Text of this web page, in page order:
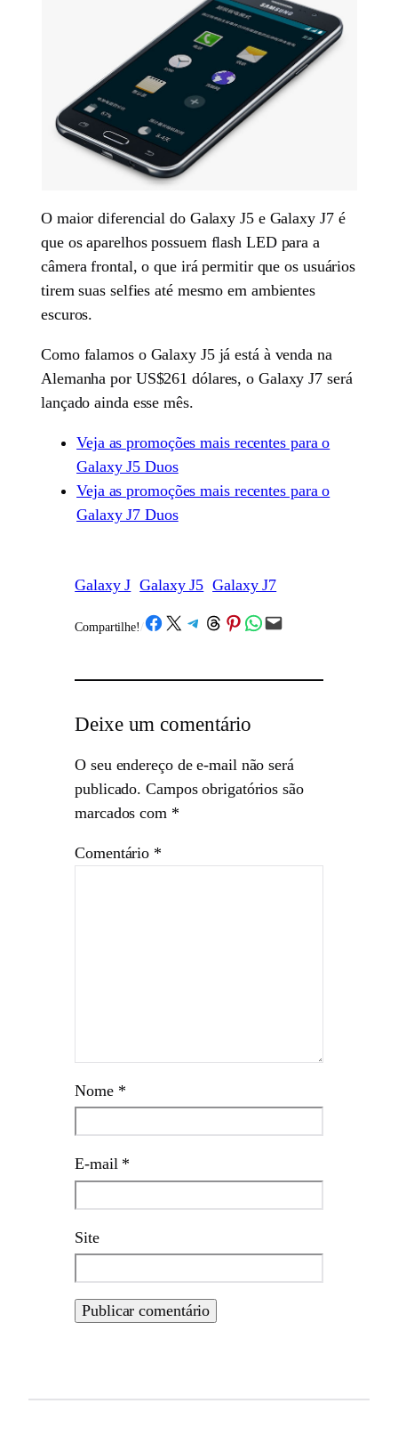
O maior diferencial do Galaxy J5 e Galaxy J7 é
que os aparelhos possuem flash LED para a
câmera frontal, o que irá permitir que os usuários
tirem suas selfies até mesmo em ambientes
escuros.
Como falamos o Galaxy J5 já está à venda na
Alemanha por US$261 dólares, o Galaxy J7 será
lançado ainda esse mês.
Veja as promoções mais recentes para o
Galaxy J5 Duos
Veja as promoções mais recentes para o
Galaxy J7 Duos
Galaxy J Galaxy J5 Galaxy J7
Compartilhe!/Share on Facebook
Share on X Share on Telegram
Share on Threads
Share on Pinterest
Share on WhatsApp
Email this Page
Deixe um comentário
O seu endereço de e-mail não será
publicado. Campos obrigatórios são
marcados com *
Comentário *
Nome *
E-mail *
Site